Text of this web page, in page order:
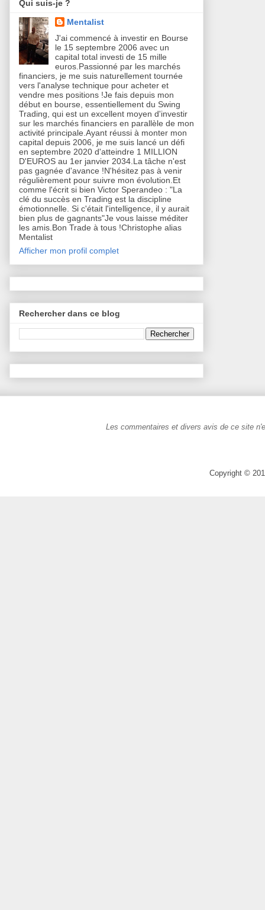
Qui suis-je ?
Mentalist
J'ai commencé à investir en Bourse
le 15 septembre 2006 avec un
capital total investi de 15 mille
euros.Passionné par les marchés
financiers, je me suis naturellement tournée
vers l'analyse technique pour acheter et
vendre mes positions !Je fais depuis mon
début en bourse, essentiellement du Swing
Trading, qui est un excellent moyen d'investir
sur les marchés financiers en parallèle de mon
activité principale.Ayant réussi à monter mon
capital depuis 2006, je me suis lancé un défi
en septembre 2020 d'atteindre 1 MILLION
D'EUROS au 1er janvier 2034.La tâche n'est
pas gagnée d'avance !N'hésitez pas à venir
régulièrement pour suivre mon évolution.Et
comme l'écrit si bien Victor Sperandeo : "La
clé du succès en Trading est la discipline
émotionnelle. Si c'était l'intelligence, il y aurait
bien plus de gagnants"Je vous laisse méditer
les amis.Bon Trade à tous !Christophe alias
Mentalist
Afficher mon profil complet
Rechercher dans ce blog
Les commentaires et divers avis de ce site
Copyright ©